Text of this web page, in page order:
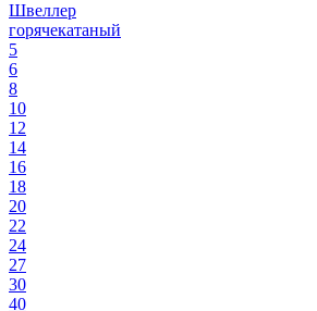
Швеллер
горячекатаный
5
6
8
10
12
14
16
18
20
22
24
27
30
40